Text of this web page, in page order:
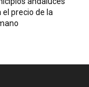
precio de la